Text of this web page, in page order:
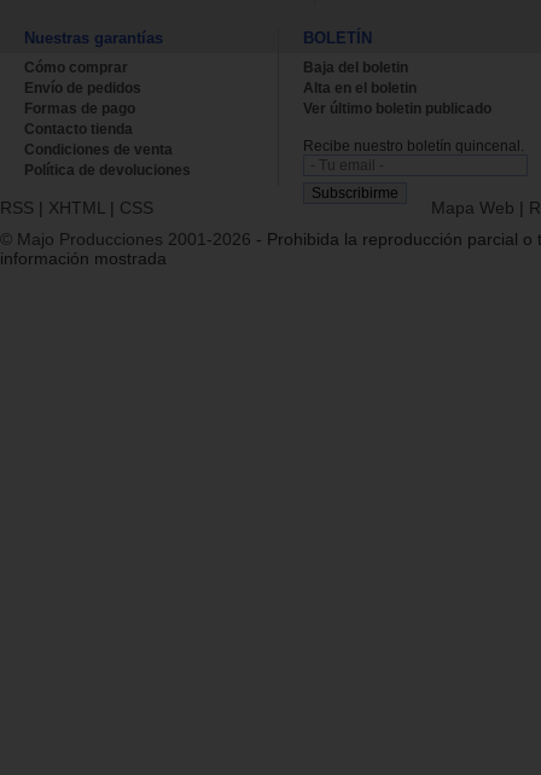
Nuestras garantías
Cómo comprar
Envío de pedidos
Formas de pago
Contacto tienda
Condiciones de venta
Política de devoluciones
BOLETÍN
Baja del boletin
Alta en el boletin
Ver último boletin publicado
Recibe nuestro boletín quincenal.
RSS | XHTML | CSS Mapa Web |
© Majo Producciones 2001-2026 - Prohibida la reproducción parcial o
información mostrada